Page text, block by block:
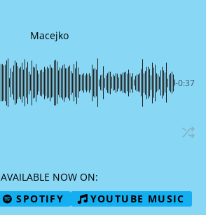
Macejko
-0:37
AVAILABLE NOW ON:
SPOTIFY
YOUTUBE MUSIC